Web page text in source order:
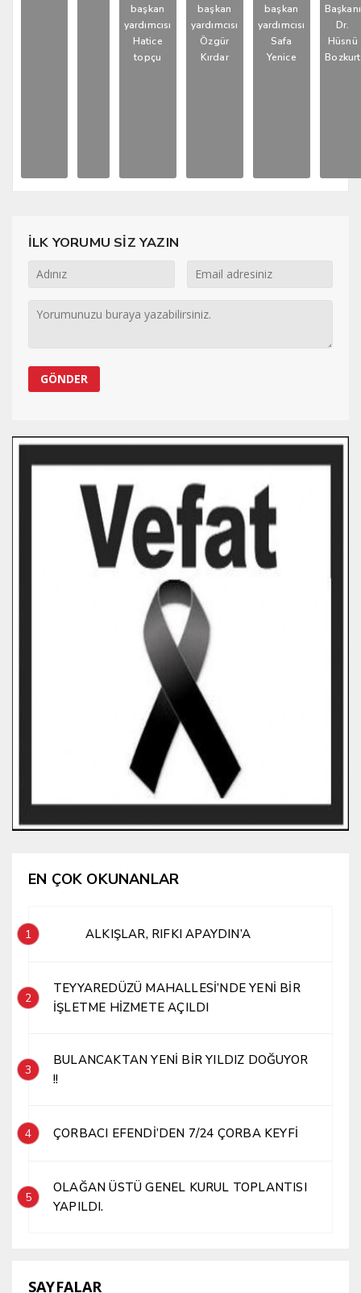
başkan
yardımcısı
Hatice
topçu
başkan
yardımcısı
Özgür
Kırdar
başkan
yardımcısı
Safa
Yenice
Başkanı
Dr.
Hüsnü
Bozkurt
İLK YORUMU SİZ YAZIN
EN ÇOK OKUNANLAR
1 ALKIŞLAR, RIFKI APAYDIN’A
2
TEYYAREDÜZÜ MAHALLESİ’NDE YENİ BİR
İŞLETME HİZMETE AÇILDI
3
BULANCAKTAN YENİ BİR YILDIZ DOĞUYOR
!!
4 ÇORBACI EFENDİ’DEN 7/24 ÇORBA KEYFİ
5
OLAĞAN ÜSTÜ GENEL KURUL TOPLANTISI
YAPILDI.
SAYFALAR